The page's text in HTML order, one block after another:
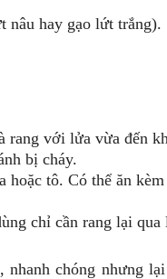
nâu hay gạo lứt trắng).
rang với lửa vừa đến
bị cháy.
hoặc tô. Có thể ăn
chỉ cần rang lại qua
chóng nhưng